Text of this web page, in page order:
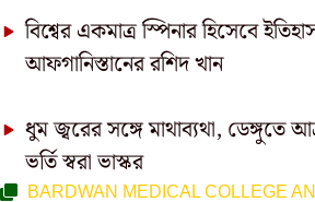
বিশ্বের একমাত্র স্পিনার হিসেবে
আফগানিস্তানের রশিদ খান
ধুম জ্বরের সঙ্গে মাথাব্যথা, ডেঙ্গুতে
ভর্তি স্বরা ভাস্কর
BARDWAN MEDICAL COLLEGE